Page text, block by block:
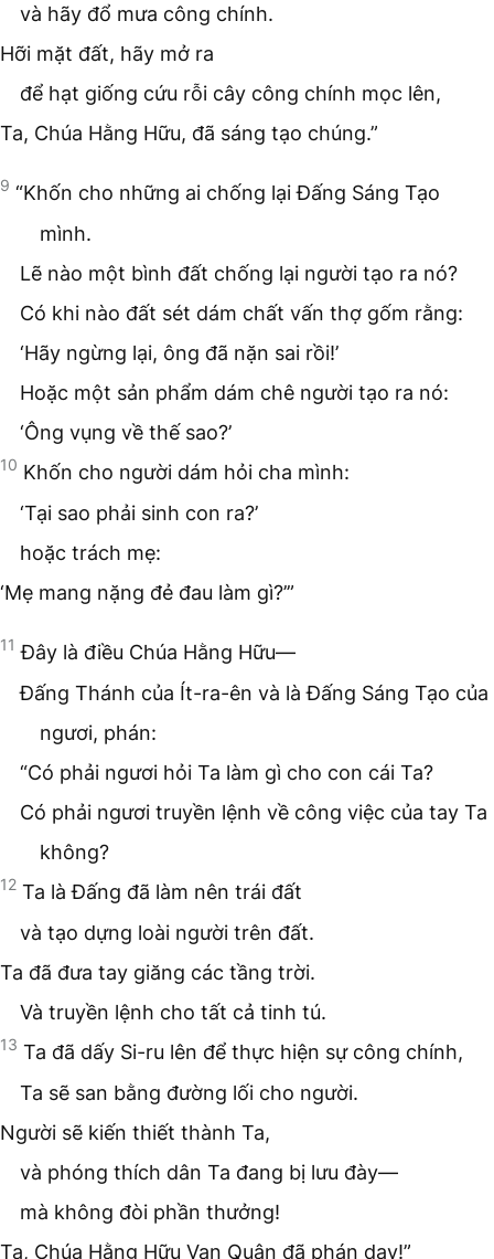
và hãy đổ mưa công chính.
Hỡi mặt đất, hãy mở ra
để hạt giống cứu rỗi cây công chính mọc lên,
Ta, Chúa Hằng Hữu, đã sáng tạo chúng.”
9 “Khốn cho những ai chống lại Đấng Sáng Tạo
mình.
Lẽ nào một bình đất chống lại người tạo ra nó?
Có khi nào đất sét dám chất vấn thợ gốm rằng:
‘Hãy ngừng lại, ông đã nặn sai rồi!’
Hoặc một sản phẩm dám chê người tạo ra nó:
‘Ông vụng về thế sao?’
10 Khốn cho người dám hỏi cha mình:
‘Tại sao phải sinh con ra?’
hoặc trách mẹ:
‘Mẹ mang nặng đẻ đau làm gì?’”
11 Đây là điều Chúa Hằng Hữu—
Đấng Thánh của Ít-ra-ên và là Đấng Sáng Tạo của
ngươi, phán:
“Có phải ngươi hỏi Ta làm gì cho con cái Ta?
Có phải ngươi truyền lệnh về công việc của tay Ta
không?
12 Ta là Đấng đã làm nên trái đất
và tạo dựng loài người trên đất.
Ta đã đưa tay giăng các tầng trời.
Và truyền lệnh cho tất cả tinh tú.
13 Ta đã dấy Si-ru lên để thực hiện sự công chính,
Ta sẽ san bằng đường lối cho người.
Người sẽ kiến thiết thành Ta,
và phóng thích dân Ta đang bị lưu đày—
mà không đòi phần thưởng!
Ta, Chúa Hằng Hữu Vạn Quân đã phán dạy!”